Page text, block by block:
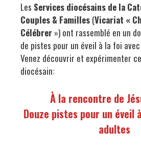
Les Services diocésains de la
Couples & Familles (Vicariat «
Célébrer ») ont rassemblé en un
de pistes pour un éveil à la foi
Venez découvrir et expérimenter
diocésain:
À la rencontre de
Douze pistes pour un éveil
adultes